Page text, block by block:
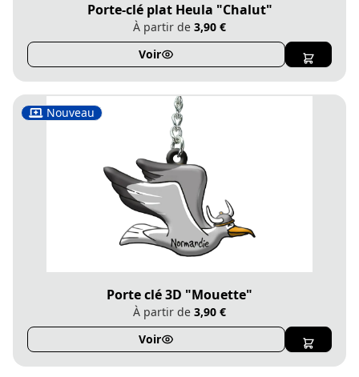
Porte-clé plat Heula "Chalut"
À partir de 3,90 €
Voir
Nouveau
Porte clé 3D "Mouette"
À partir de 3,90 €
Voir